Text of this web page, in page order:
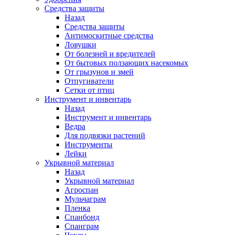
Средства защиты
Назад
Средства защиты
Антимоскитные средства
Ловушки
От болезней и вредителей
От бытовых ползающих насекомых
От грызунов и змей
Отпугиватели
Сетки от птиц
Инструмент и инвентарь
Назад
Инструмент и инвентарь
Ведра
Для подвязки растений
Инструменты
Лейки
Укрывной материал
Назад
Укрывной материал
Агроспан
Мульчаграм
Пленка
Спанбонд
Спанграм